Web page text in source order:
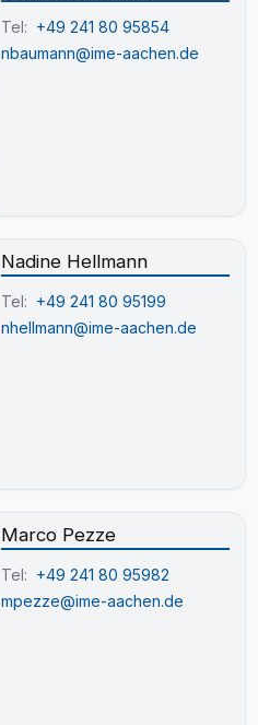
Tel: +49 241 80 95854
nbaumann@ime-aachen.de
Nadine Hellmann
Tel: +49 241 80 95199
nhellmann@ime-aachen.de
Marco Pezze
Tel: +49 241 80 95982
mpezze@ime-aachen.de